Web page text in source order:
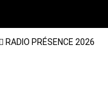
RADIO PRÉSENCE 2026